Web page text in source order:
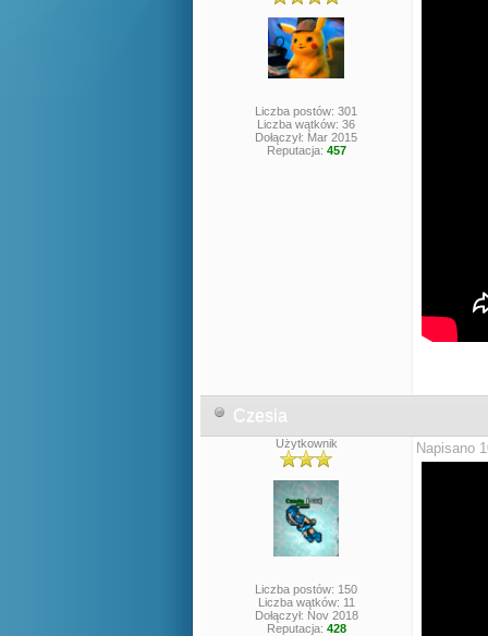
Liczba postów: 301
Liczba wątków: 36
Dołączył: Mar 2015
Reputacja: 457
Czesia
Użytkownik
Liczba postów: 150
Liczba wątków: 11
Dołączył: Nov 2018
Reputacja: 428
Napisano